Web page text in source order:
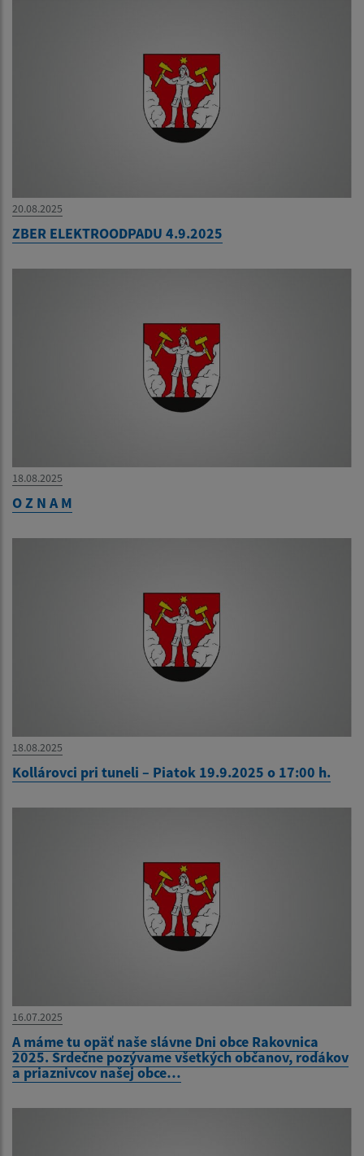
20.08.2025
ZBER ELEKTROODPADU 4.9.2025
18.08.2025
O Z N A M
18.08.2025
Kollárovci pri tuneli – Piatok 19.9.2025 o 17:00 h.
16.07.2025
A máme tu opäť naše slávne Dni obce Rakovnica
2025. Srdečne pozývame všetkých občanov, rodákov
a priaznivcov našej obce…